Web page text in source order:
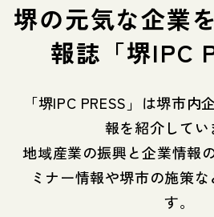
堺の元気な企業
報誌「堺IPC
「堺IPC PRESS」は堺市内
報を紹介してい
地域産業の振興と企業情報
ミナー情報や堺市の施策
す。